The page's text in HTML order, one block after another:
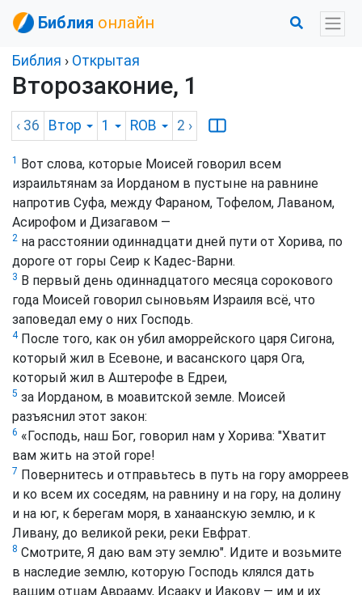
Библия онлайн
Библия › Открытая
Второзаконие, 1
‹ 36 Втор 1 ROB 2 ›
1
Вот слова, которые Моисей говорил всем
израильтянам за Иорданом в пустыне на равнине
напротив Суфа, между Фараном, Тофелом, Лаваном,
Асирофом и Дизагавом —
2 на расстоянии одиннадцати дней пути от Хорива, по
дороге от горы Сеир к Кадес-Варни.
3 В первый день одиннадцатого месяца сорокового
года Моисей говорил сыновьям Израиля всё, что
заповедал ему о них Господь.
4После того, как он убил аморрейского царя Сигона,
который жил в Есевоне, и васанского царя Ога,
который жил в Аштерофе в Едреи,
5 за Иорданом, в моавитской земле. Моисей
разъяснил этот закон:
6 «Господь, наш Бог, говорил нам у Хорива: "Хватит
вам жить на этой горе!
7 Повернитесь и отправьтесь в путь на гору аморреев
и ко всем их соседям, на равнину и на гору, на долину
и на юг, к берегам моря, в ханаанскую землю, и к
Ливану, до великой реки, реки Евфрат.
8 Смотрите, Я даю вам эту землю". Идите и возьмите
в наследие землю, которую Господь клялся дать
вашим отцам Аврааму, Исааку и Иакову — им и их